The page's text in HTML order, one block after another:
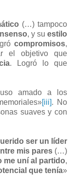
(…) tampoco
, y suestilo
compromisos,
el objetivo que
. Logró lo que
amado a los
[iii]. No
suaves y con
ser un líder
mis pares (…)
me uní al partido,
que tenía»